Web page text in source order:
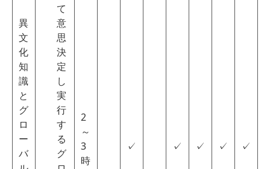
異
文
化
知
識
と
グ
ロ
ー
バ
て
意
思
決
定
し
実
行
す
る
グ
2
～
3
時
✓ ✓ ✓ ✓ ✓